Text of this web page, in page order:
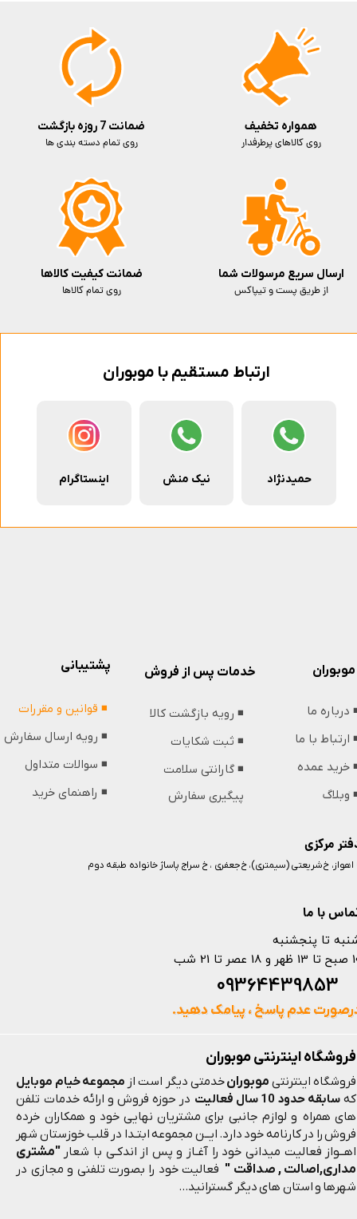
فروشگاه اینترنتی موبوران
فروشگاه اینترنتی موبورانخدمتی دیگر است از مجموعه خیام موبایل
که سابقه حدود 10 سال فعالیت
در حوزه فروش و ارائه خدمات تلفن
های همراه و لوازم جانبی برای مشتریان نهایی خود و همکاران خرده
فروش را در کارنامه خود دارد. ایــن مجموعه ابتـدا در قلب خوزستان شهر
اهــواز فعالیت میدانی خود را آغـاز و پس از اندکـی با شعار "مشتری
مداری,اصالت , صداقت " فعالیت خود را بصورت تلفنی و مجازی در
شهرها و استان های دیگر گسترانید...
ارتباط مستقیم با موبوران
حمیدنژاد نیک منش اینستاگرام
ضمانت 7 روزه بازگشت
روی تمام دسته بندی ها
ارسال سریع مرسولات شما
از طریق پست و تیپاکس
ضمانت کیفیت کالاها
روی تمام کالاها
همواره تخفیف
روی کالاهای پرطرفدار
مرکزی
با ما
اهواز، خ شریعتی (سیمتری)، خ جعفری ، خ سراج پاساژ خانواده طبقه دوم
تا پنجشنبه
تا 21 شب
عدم پاسخ ، پیامک دهید.
پشتیبانی
◾️ قوانین و مقررات
◾️ رویه ارسال سفارش
◾️ سوالات متداول
◾️ راهنمای خرید
موبوران
درباره ما
ارتباط با ما
خرید عمده
وبلاگ
خدمات پس از فروش
◾️ رویه بازگشت کالا
◾️ ثبت شکایات
◾️ گارانتی سلامت
پیگیری سفارش